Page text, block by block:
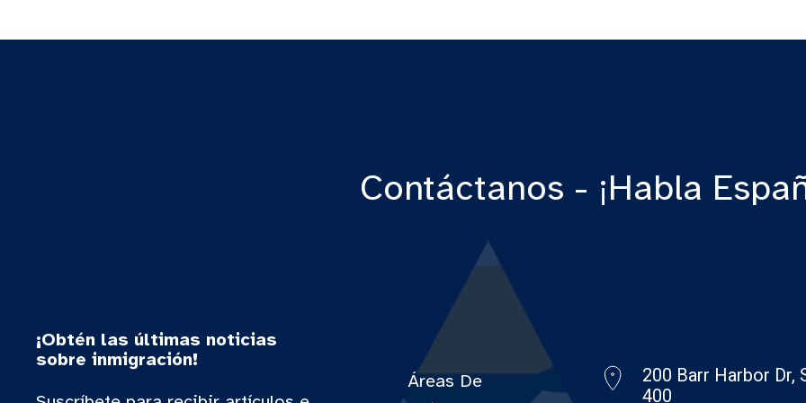
Contáctanos - ¡Habla
¡Obtén las últimas noticias
sobre inmigración!
Áreas De
200 Barr Harbor Dr,
400